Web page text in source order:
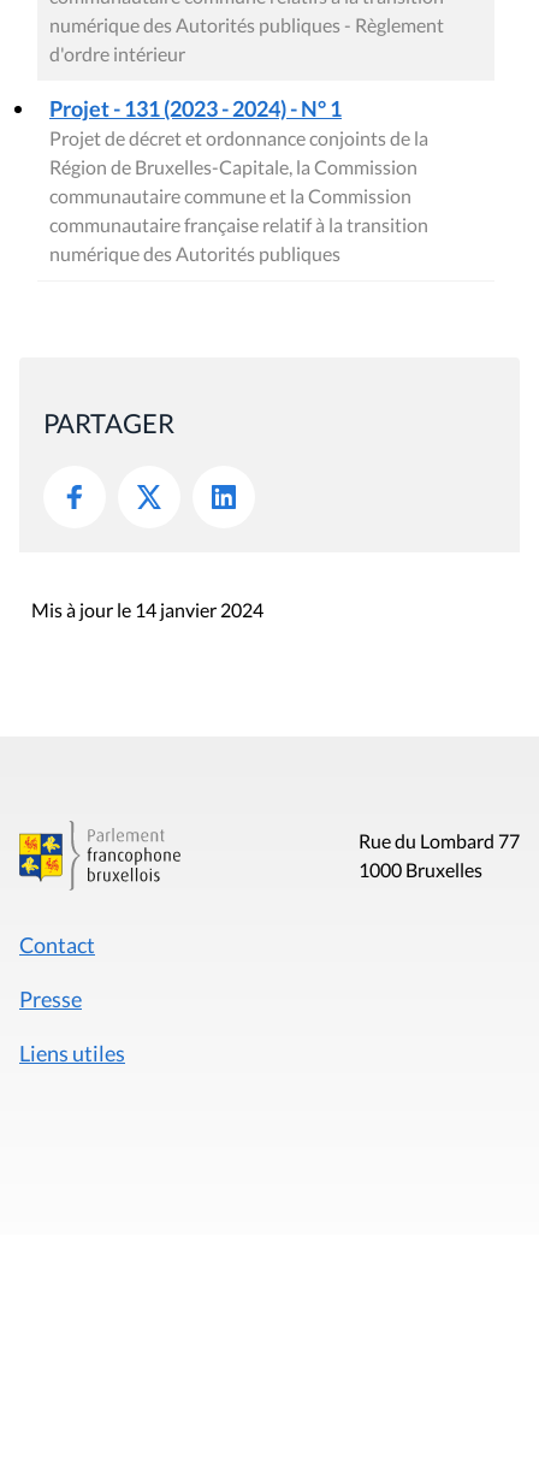
numérique des Autorités publiques - Règlement
d'ordre intérieur
Projet - 131 (2023 - 2024) - N° 1
Projet de décret et ordonnance conjoints de la
Région de Bruxelles-Capitale, la Commission
communautaire commune et la Commission
communautaire française relatif à la transition
numérique des Autorités publiques
PARTAGER
Mis à jour le 14 janvier 2024
Rue du Lombard 77
1000 Bruxelles
Contact
Presse
Liens utiles